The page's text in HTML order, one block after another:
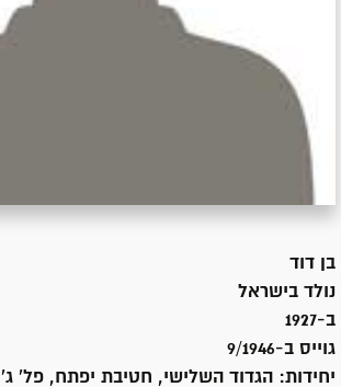
בן
דוד
נולד בישראל
ב-1927
גוייס ב-9/1946
יחידות:
הגדוד השלישי, חטיבת יפתח, פל' ג'